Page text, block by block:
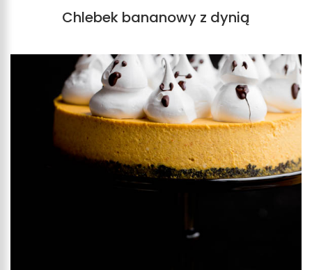
Chlebek bananowy z dynią